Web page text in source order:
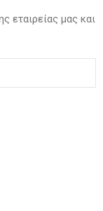
εταιρείας μας και